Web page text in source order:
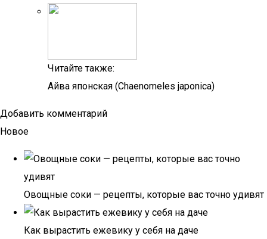
Читайте также:
Айва японская (Chaenomeles japonica)
Добавить комментарий
Новое
Овощные соки — рецепты, которые вас точно удивят
Как вырастить ежевику у себя на даче